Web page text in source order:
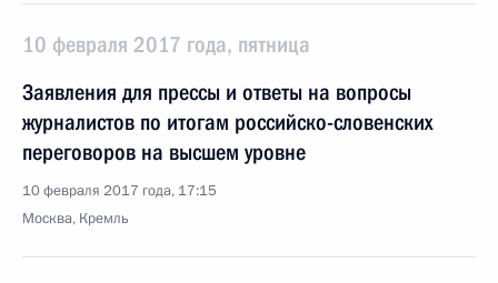
10 февраля 2017 года, пятница
Заявления для прессы и ответы на вопросы
журналистов по итогам российско-словенских
переговоров на высшем уровне
10 февраля 2017 года, 17:15
Москва, Кремль